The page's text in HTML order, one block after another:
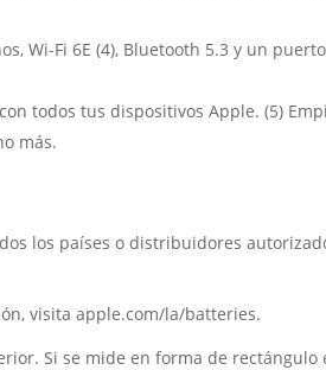
Wi-Fi 6E (4), Bluetooth 5.3 y un
con todos tus dispositivos Apple. (5)
más.
los países o distribuidores
visita apple.com/la/batteries.
Si se mide en forma de rectángulo